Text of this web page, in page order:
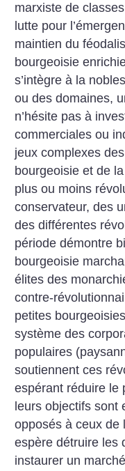
marxiste de
lutte pour
maintien du
bourgeoisie
s’intègre à la
ou des domaines,
n’hésite pas à
commerciales ou
jeux complexes
bourgeoisie et de
plus ou moins
conservateur, des
des différentes
période démontre
bourgeoisie
élites des
contre-
petites
système des
populaires
soutiennent ces
espérant réduire le
leurs objectifs sont
opposés à ceux de
espère détruire les
instaurer un